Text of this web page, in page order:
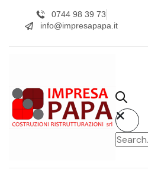
0744 98 39 73
info@impresapapa.it